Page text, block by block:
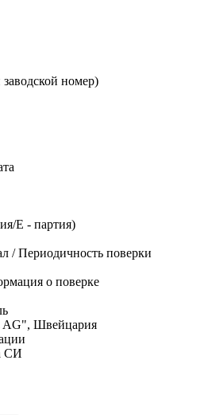
номер)
E - партия)
/ Периодичность поверки
о поверке
AG", Швейцария
СИ